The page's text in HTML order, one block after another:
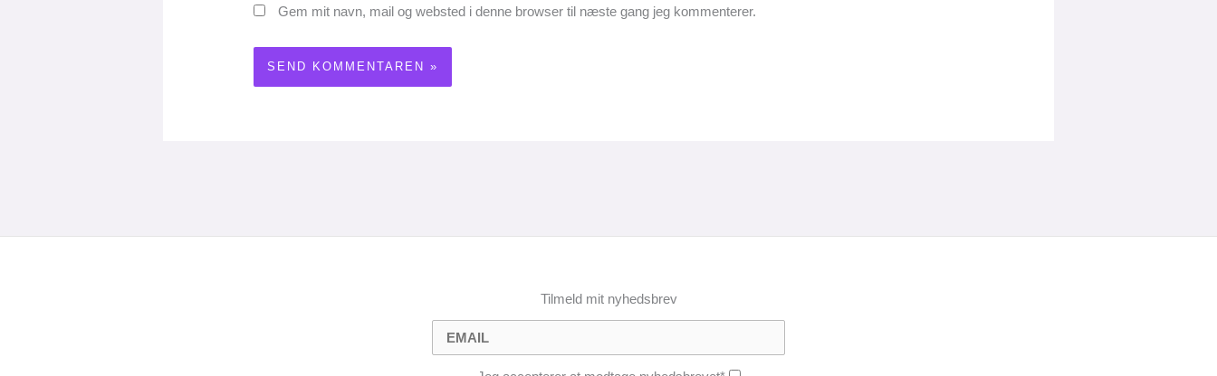
Gem mit navn, mail og websted i denne browser til næste gang jeg kommenterer.
Tilmeld mit nyhedsbrev